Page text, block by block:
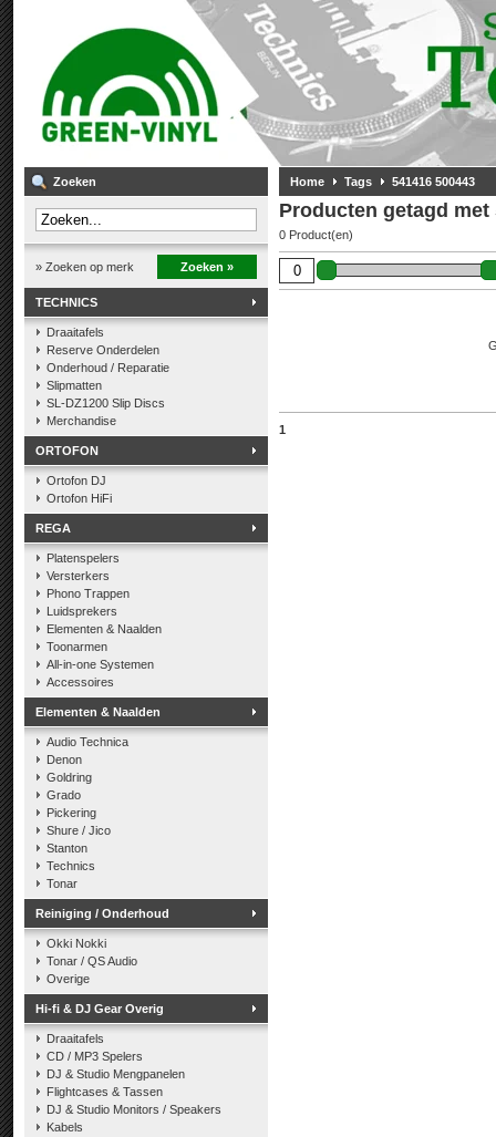
Zoeken
» Zoeken op merk Zoeken »
TECHNICS
Draaitafels
Reserve Onderdelen
Onderhoud / Reparatie
Slipmatten
SL-DZ1200 Slip Discs
Merchandise
ORTOFON
Ortofon DJ
Ortofon HiFi
REGA
Platenspelers
Versterkers
Phono Trappen
Luidsprekers
Elementen & Naalden
Toonarmen
All-in-one Systemen
Accessoires
Elementen & Naalden
Audio Technica
Denon
Goldring
Grado
Pickering
Shure / Jico
Stanton
Technics
Tonar
Reiniging / Onderhoud
Okki Nokki
Tonar / QS Audio
Overige
Hi-fi & DJ Gear Overig
Draaitafels
CD / MP3 Spelers
DJ & Studio Mengpanelen
Flightcases & Tassen
DJ & Studio Monitors / Speakers
Kabels
Home Tags 541416 500443
Producten getagd met
0 Product(en)
1